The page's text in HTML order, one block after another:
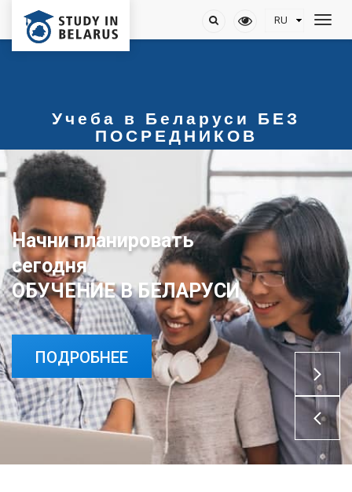
Учеба в Беларуси БЕЗ
ПОСРЕДНИКОВ
Начни планировать
сегодня
ОБУЧЕНИЕ В БЕЛАРУСИ
ПОДРОБНЕЕ